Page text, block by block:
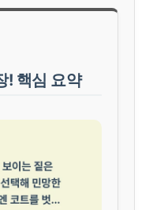
! 핵심 요약